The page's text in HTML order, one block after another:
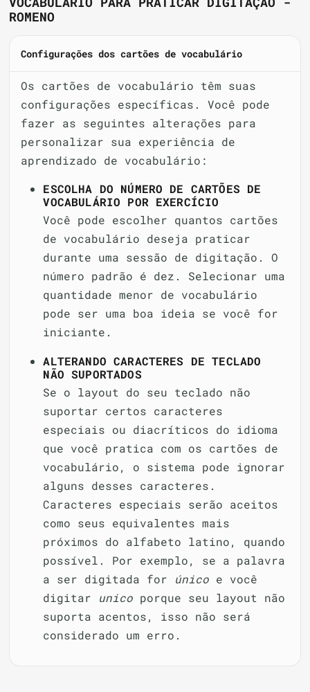
ROMENO
Configurações dos cartões de vocabulário
Os cartões de vocabulário têm suas
configurações específicas. Você pode
fazer as seguintes alterações para
personalizar sua experiência de
aprendizado de vocabulário:
ESCOLHA DO NÚMERO DE CARTÕES DE
VOCABULÁRIO POR EXERCÍCIO
Você pode escolher quantos cartões
de vocabulário deseja praticar
durante uma sessão de digitação. O
número padrão é dez. Selecionar uma
quantidade menor de vocabulário
pode ser uma boa ideia se você for
iniciante.
ALTERANDO CARACTERES DE TECLADO
NÃO SUPORTADOS
Se o layout do seu teclado não
suportar certos caracteres
especiais ou diacríticos do idioma
que você pratica com os cartões de
vocabulário, o sistema pode ignorar
alguns desses caracteres.
Caracteres especiais serão aceitos
como seus equivalentes mais
próximos do alfabeto latino, quando
possível. Por exemplo, se a palavra
a ser digitada for único e você
digitar unico porque seu layout não
suporta acentos, isso não será
considerado um erro.